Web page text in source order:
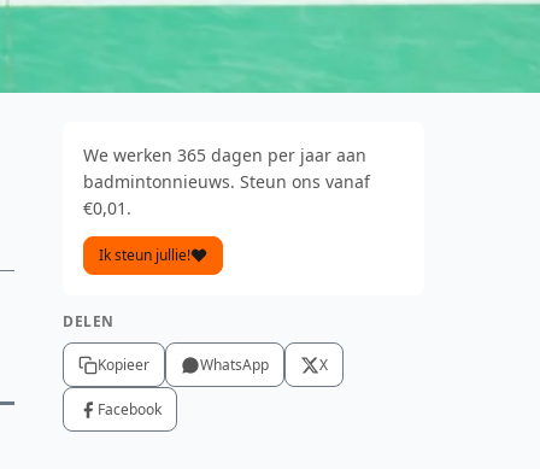
We werken 365 dagen per jaar aan
badmintonnieuws. Steun ons vanaf
€0,01.
Ik steun jullie!
DELEN
Kopieer WhatsApp X
Facebook